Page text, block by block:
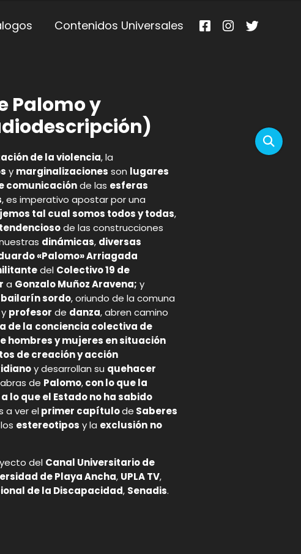
Contenidos Universales
Palomo y
de la violencia, la
y marginalizaciones son lugares
comunicaciónde las esferas
, es imperativo apostar por una
tal cual somos todos y todas,
tendenciosode las construcciones
dinámicas, diversas
«Palomo» Arriagada
del Colectivo 19 de
a Gonzalo Muñoz Aravena; y
bailarín sordo, oriundo de la comuna
profesor de danza, abren camino
de la conciencia colectiva de
hombres y mujeres en situación
de creación y acción
y desarrollan su quehacer
de Palomo,con lo que la
lo que el Estado no ha sabido
a ver elprimer capítulode Saberes
estereotipos y la exclusión no
del Canal Universitario de
de Playa Ancha, UPLA TV,
de la Discapacidad, Senadis.